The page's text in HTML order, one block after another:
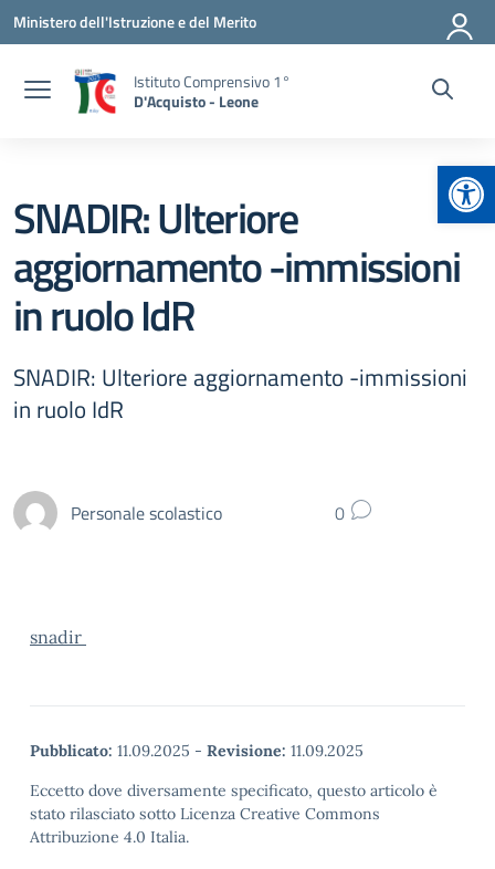
Vai ai contenuti
Vai al menu di navigazione
Vai al footer
Ministero dell'Istruzione e del Merito
Istituto Comprensivo 1°
D'Acquisto - Leone
SNADIR: Ulteriore
aggiornamento -immissioni
in ruolo IdR
SNADIR: Ulteriore aggiornamento -immissioni
in ruolo IdR
Personale scolastico 0
snadir
Pubblicato: 11.09.2025 - Revisione: 11.09.2025
Eccetto dove diversamente specificato, questo articolo è
stato rilasciato sotto Licenza Creative Commons
Attribuzione 4.0 Italia.